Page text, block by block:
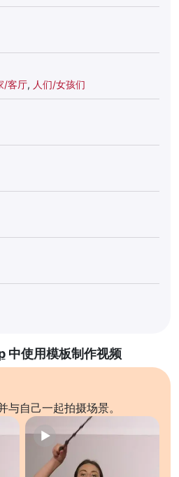
/客厅, 人们/女孩们
中使用模板制作视频
自己一起拍摄场景。